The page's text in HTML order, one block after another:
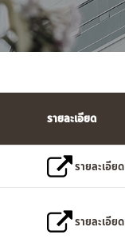
รายละเอียด
รายละเอียด
รายละเอียด